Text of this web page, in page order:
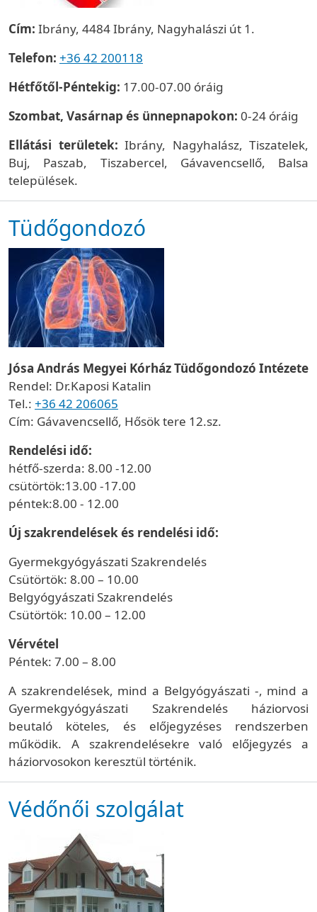
Cím: Ibrány, 4484 Ibrány, Nagyhalászi út 1.
Telefon: +36 42 200118
Hétfőtől-Péntekig: 17.00-07.00 óráig
Szombat, Vasárnap és ünnepnapokon: 0-24 óráig
Ellátási területek: Ibrány, Nagyhalász, Tiszatelek,
Buj, Paszab, Tiszabercel, Gávavencsellő, Balsa
települések.
Tüdőgondozó
Jósa András Megyei Kórház Tüdőgondozó Intézete
Rendel: Dr.Kaposi Katalin
Tel.: +36 42 206065
Cím: Gávavencsellő, Hősök tere 12.sz.
Rendelési idő:
hétfő-szerda: 8.00 -12.00
csütörtök:13.00 -17.00
péntek:8.00 - 12.00
Új szakrendelések és rendelési idő:
Gyermekgyógyászati Szakrendelés
Csütörtök: 8.00 – 10.00
Belgyógyászati Szakrendelés
Csütörtök: 10.00 – 12.00
Vérvétel
Péntek: 7.00 – 8.00
A szakrendelések, mind a Belgyógyászati -, mind a
Gyermekgyógyászati Szakrendelés háziorvosi
beutaló köteles, és előjegyzéses rendszerben
működik. A szakrendelésekre való előjegyzés a
háziorvosokon keresztül történik.
Védőnői szolgálat